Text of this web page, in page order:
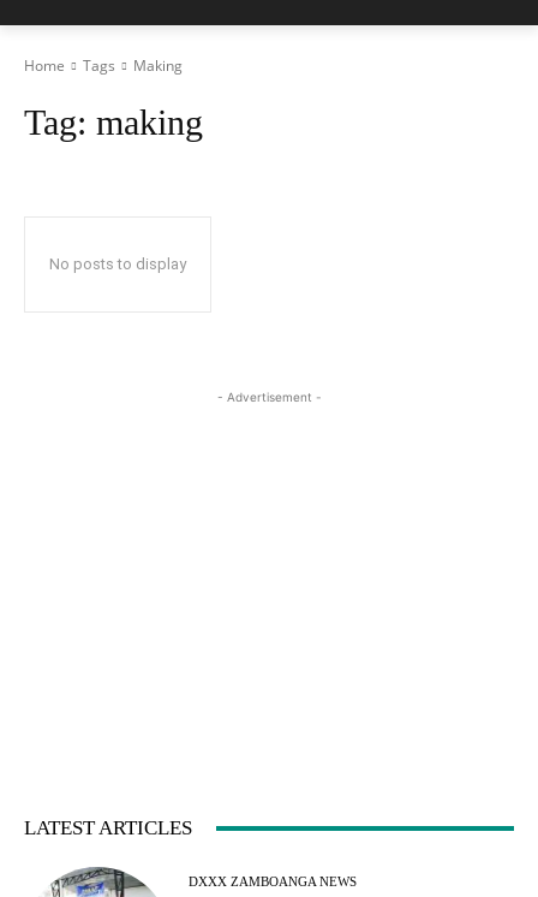
Home Tags Making
Tag: making
No posts to display
- Advertisement -
LATEST ARTICLES
DXXX ZAMBOANGA NEWS